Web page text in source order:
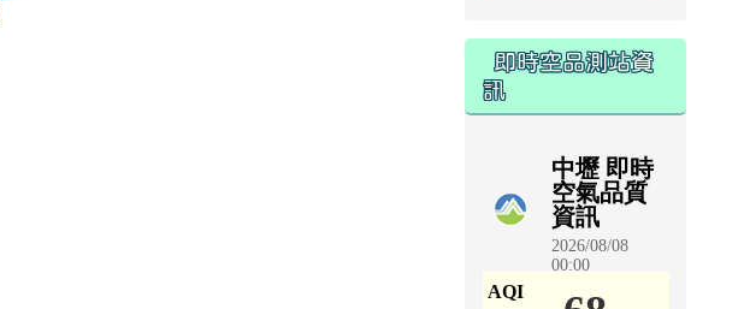
即時空品測站資
訊